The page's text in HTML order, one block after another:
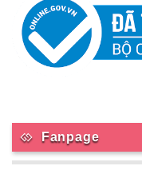
Fanpage